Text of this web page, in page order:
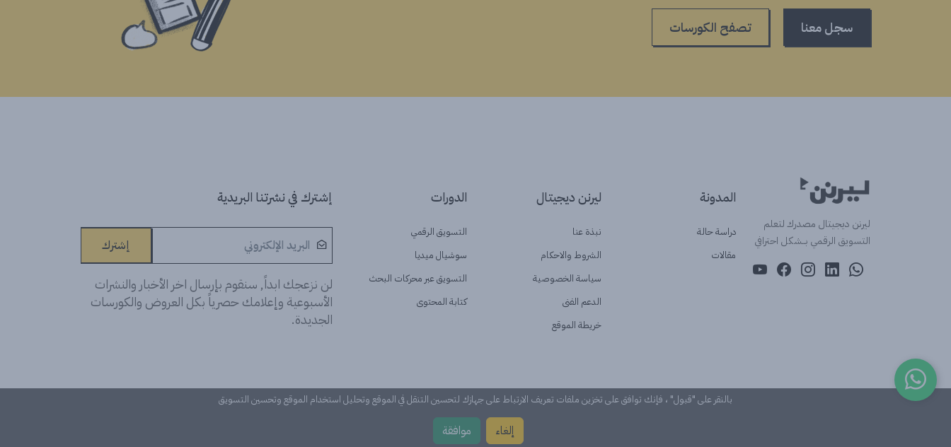
سجل معنا تصفح الكورسات
ليرنن ديجيتال مصدرك لتعلم
التسويق الرقمي بــشكل احترافي
المدونة
دراسة حالة
مقالات
ليرنن ديجيتال
نبذة عنا
الشروط والاحكام
سياسة الخصوصية
الدعم الفنى
خريطة الموقع
الدورات
التسويق الرقمي
سوشيال ميديا
التسويق عبر محركات البحث
كتابة المحتوى
إشترك في نشرتنا البريدية
إشترك
لن نزعجك ابداً, سنقوم بإرسال اخر الأخبار والنشرات
الأسبوعية وإعلامك حصرياً بكل العروض والكورسات
الجديدة.
بالنقر على "قبول" ، فإنك توافق على تخزين ملفات تعريف الارتباط على جهازك لتحسين التنقل في الموقع وتحليل استخدام الموقع وتحسين التسويق
موافقة إلغاء